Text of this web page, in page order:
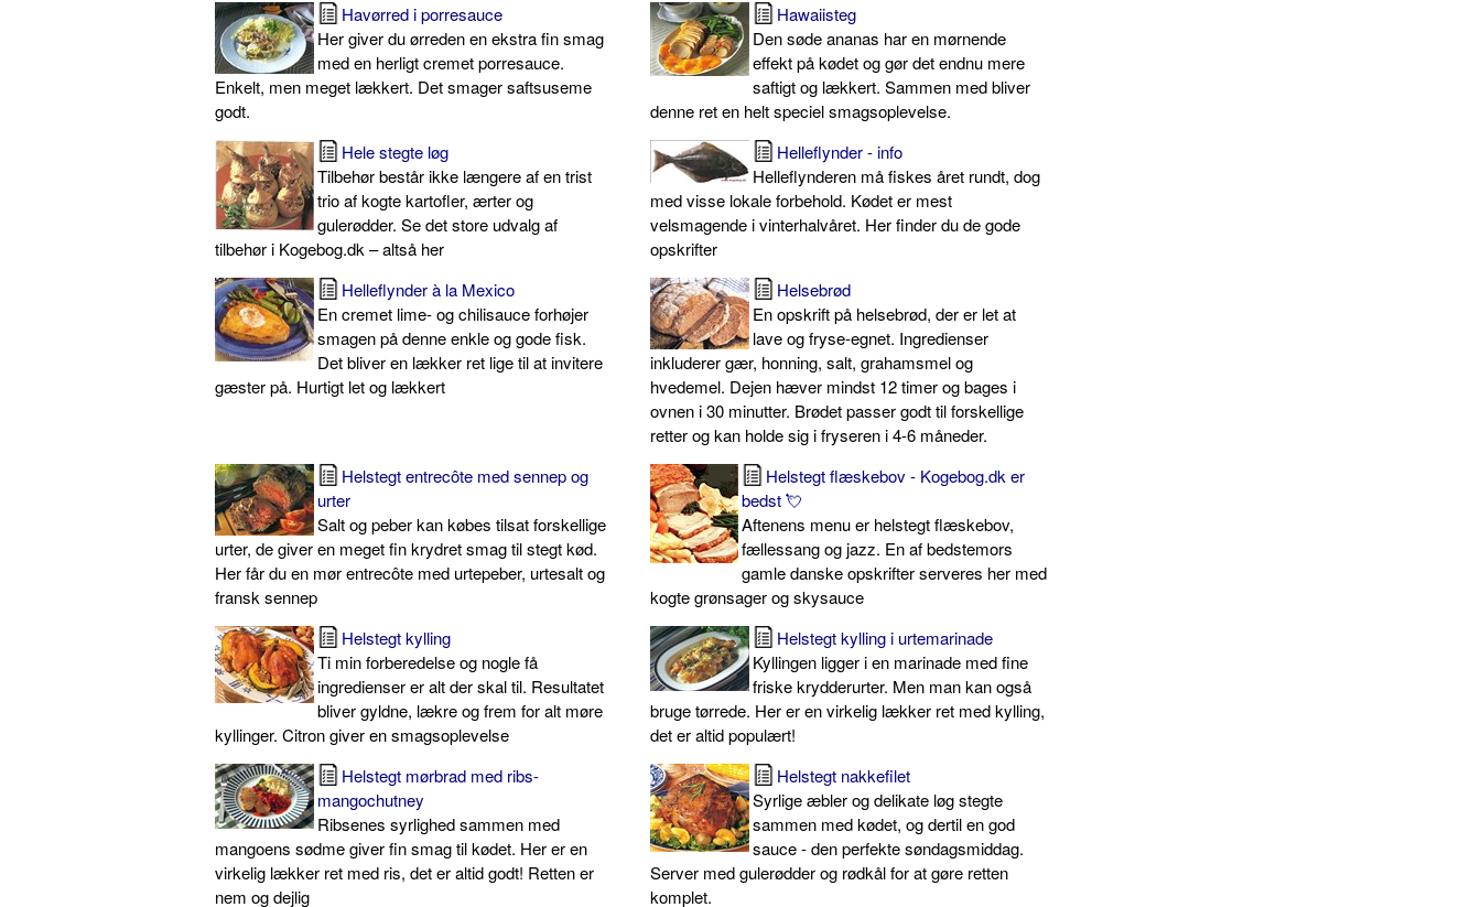
Havørred i porresauce
Her giver du ørreden en ekstra fin smag
med en herligt cremet porresauce.
Enkelt, men meget lækkert. Det smager saftsuseme
godt.
Hawaiisteg
Den søde ananas har en mørnende
effekt på kødet og gør det endnu mere
saftigt og lækkert. Sammen med bliver
denne ret en helt speciel smagsoplevelse.
Hele stegte løg
Tilbehør består ikke længere af en trist
trio af kogte kartofler, ærter og
gulerødder. Se det store udvalg af
tilbehør i Kogebog.dk – altså her
Helleflynder - info
Helleflynderen må fiskes året rundt, dog
med visse lokale forbehold. Kødet er mest
velsmagende i vinterhalvåret. Her finder du de gode
opskrifter
Helleflynder à la Mexico
En cremet lime- og chilisauce forhøjer
smagen på denne enkle og gode fisk.
Det bliver en lækker ret lige til at invitere
gæster på. Hurtigt let og lækkert
Helsebrød
En opskrift på helsebrød, der er let at
lave og fryse-egnet. Ingredienser
inkluderer gær, honning, salt, grahamsmel og
hvedemel. Dejen hæver mindst 12 timer og bages i
ovnen i 30 minutter. Brødet passer godt til forskellige
retter og kan holde sig i fryseren i 4-6 måneder.
Helstegt entrecôte med sennep og
urter
Salt og peber kan købes tilsat forskellige
urter, de giver en meget fin krydret smag til stegt kød.
Her får du en mør entrecôte med urtepeber, urtesalt og
fransk sennep
Helstegt flæskebov - Kogebog.dk er
bedst 💘
Aftenens menu er helstegt flæskebov,
fællessang og jazz. En af bedstemors
gamle danske opskrifter serveres her med
kogte grønsager og skysauce
Helstegt kylling
Ti min forberedelse og nogle få
ingredienser er alt der skal til. Resultatet
bliver gyldne, lækre og frem for alt møre
kyllinger. Citron giver en smagsoplevelse
Helstegt kylling i urtemarinade
Kyllingen ligger i en marinade med fine
friske krydderurter. Men man kan også
bruge tørrede. Her er en virkelig lækker ret med kylling,
det er altid populært!
Helstegt mørbrad med ribs-
mangochutney
Ribsenes syrlighed sammen med
mangoens sødme giver fin smag til kødet. Her er en
virkelig lækker ret med ris, det er altid godt! Retten er
nem og dejlig
Helstegt nakkefilet
Syrlige æbler og delikate løg stegte
sammen med kødet, og dertil en god
sauce - den perfekte søndagsmiddag.
Server med gulerødder og rødkål for at gøre retten
komplet.